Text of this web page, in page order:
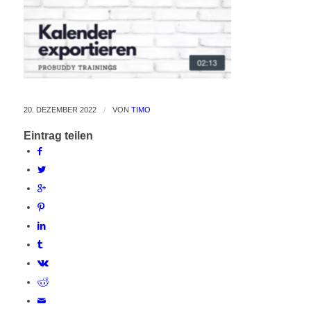
20. DEZEMBER 2022 / VON TIMO
Eintrag teilen